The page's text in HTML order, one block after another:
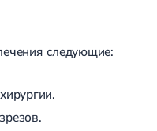
следующие: